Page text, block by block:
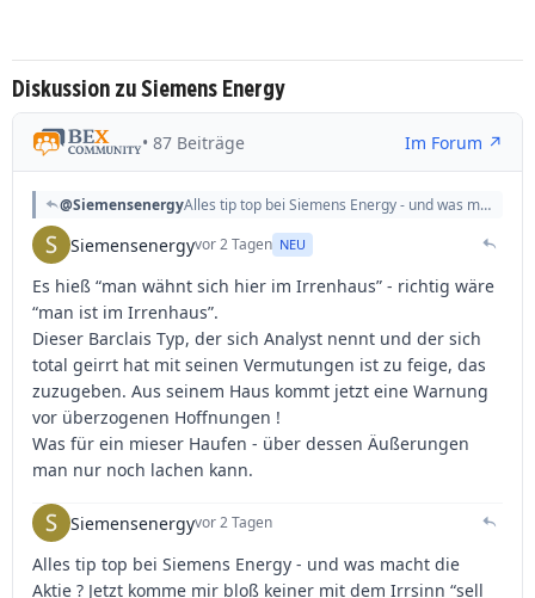
Diskussion zu Siemens Energy